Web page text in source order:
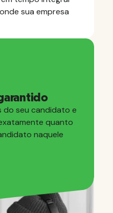
sua empresa
do seu candidato e
quanto
naquele